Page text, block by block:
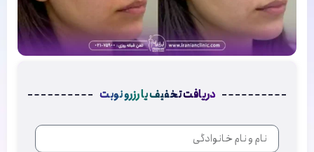
دریافت تخفیف یا رزرو نوبت